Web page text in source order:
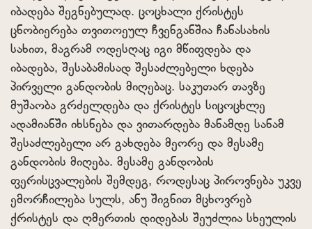
იბადება შეგნებულად. ცოცხალი ქრისტეს
ცნობიერება თვითოეულ ჩვენგანშია ჩანასახის
სახით, მაგრამ ოდესღაც იგი მწიფდება და
იბადება, შესაბამისად შესაძლებელი ხდება
პირველი განდობის მიღებაც. საკუთარ თავზე
მუშაობა გრძელდება და ქრისტეს სიცოცხლე
ადამიანში იხსნება და ვითარდება მანამდე სანამ
შესაძლებელი არ გახდება მეორე და მესამე
განდობის მიღება. მესამე განდობის
ფერისცვალების შემდეგ, როდესაც პიროვნება უკვე
ემორჩილება სულს, ანუ შიგნით მცხოვრებ
ქრისტეს და ღმერთის დიდებას შეუძლია სხეულის